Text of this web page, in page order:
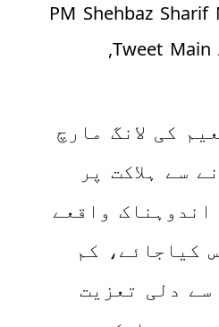
PM Shehbaz
Tweet Main
کی لانگ مارچ
سے ہلاکت پر
واقعے
کیاجائے، کم
سے دلی تعزیت